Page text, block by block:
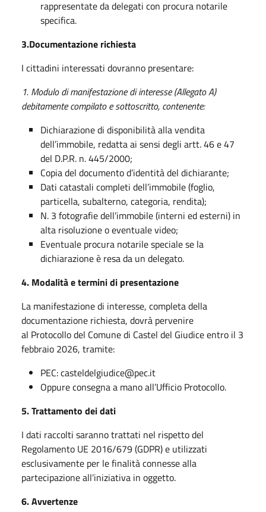
rappresentate da delegati con procura notarile
specifica.
3.Documentazione richiesta
I cittadini interessati dovranno presentare:
1. Modulo di manifestazione di interesse (Allegato A)
debitamente compilato e sottoscritto, contenente:
Dichiarazione di disponibilità alla vendita
dell’immobile, redatta ai sensi degli artt. 46 e 47
del D.P.R. n. 445/2000;
Copia del documento d’identità del dichiarante;
Dati catastali completi dell’immobile (foglio,
particella, subalterno, categoria, rendita);
N. 3 fotografie dell’immobile (interni ed esterni) in
alta risoluzione o eventuale video;
Eventuale procura notarile speciale se la
dichiarazione è resa da un delegato.
4. Modalità e termini di presentazione
La manifestazione di interesse, completa della
documentazione richiesta, dovrà pervenire
al Protocollo del Comune di Castel del Giudice entro il 3
febbraio 2026, tramite:
PEC: casteldelgiudice@pec.it
Oppure consegna a mano all’Ufficio Protocollo.
5. Trattamento dei dati
I dati raccolti saranno trattati nel rispetto del
Regolamento UE 2016/679 (GDPR) e utilizzati
esclusivamente per le finalità connesse alla
partecipazione all’iniziativa in oggetto.
6. Avvertenze